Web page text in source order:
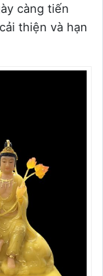
càng tiến
thiện và hạn